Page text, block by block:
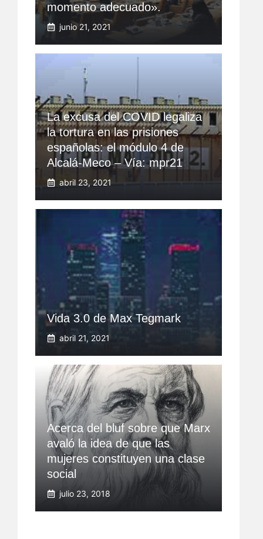
momento adecuado».
junio 21, 2021
La excusa del COVID legaliza
la tortura en las prisiones
españolas: el módulo 4 de
Alcalá-Meco – Vía: mpr21
abril 23, 2021
Vida 3.0 de Max Tegmark
abril 21, 2021
Acerca del bluf sobre que Marx
avaló la idea de que las
mujeres constituyen una clase
social
julio 23, 2018